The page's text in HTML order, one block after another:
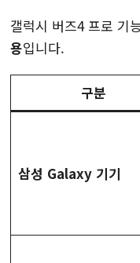
갤럭시 버즈4 프로 기
용입니다.
구분
삼성 Galaxy 기기